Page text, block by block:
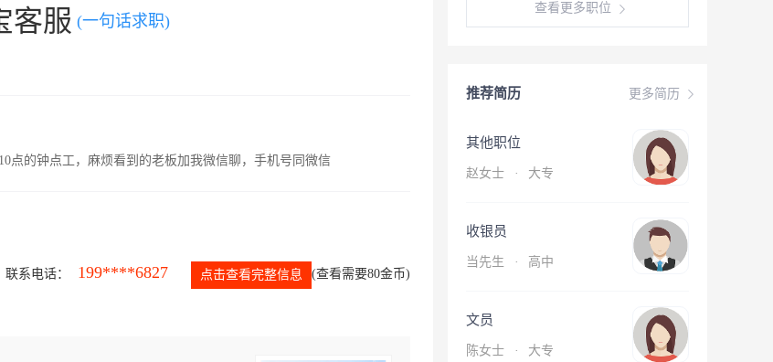
客服 (一句话求职)
点的钟点工，麻烦看到的老板加我微信聊，手机号同微信
联系电话： 199****6827 点击查看完整信息 (查看需要80金币)
查看更多职位
更多简历
推荐简历
其他职位
赵女士 · 大专
收银员
当先生 · 高中
文员
陈女士 · 大专